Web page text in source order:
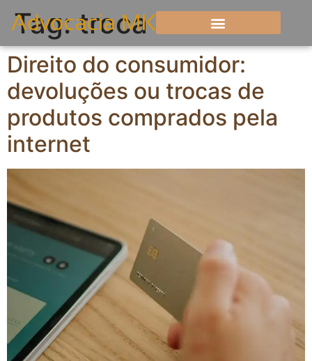
Tag:troca
Direito do consumidor:
devoluções ou trocas de
produtos comprados pela
internet